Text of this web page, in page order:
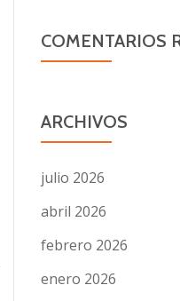
COMENTARIOS
ARCHIVOS
julio 2026
abril 2026
febrero 2026
enero 2026